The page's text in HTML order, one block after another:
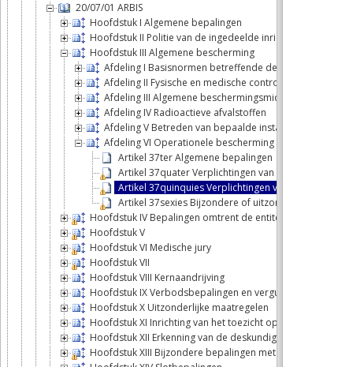
20/07/01 ARBIS
Hoofdstuk I Algemene bepalingen
Hoofdstuk II Politie van de ingedeelde inrichtingen
Hoofdstuk III Algemene bescherming
Afdeling I Basisnormen betreffende de bescherming
Afdeling II Fysische en medische controle
Afdeling III Algemene beschermingsmiddelen en -
Afdeling IV Radioactieve afvalstoffen
Afdeling V Betreden van bepaalde installaties
Afdeling VI Operationele bescherming van de externe
Artikel 37ter Algemene bepalingen
Artikel 37quater Verplichtingen van de externe
Artikel 37quinquies Verplichtingen van de
Artikel 37sexies Bijzondere of
Hoofdstuk IV Bepalingen omtrent de entiteiten die het
Hoofdstuk V
Hoofdstuk VI Medische jury
Hoofdstuk VII
Hoofdstuk VIII Kernaandrijving
Hoofdstuk IX Verbodsbepalingen en vergunningen
Hoofdstuk X Uitzonderlijke maatregelen
Hoofdstuk XI Inrichting van het toezicht op het
Hoofdstuk XII Erkenning van de deskundigen, de
Hoofdstuk XIII Bijzondere bepalingen met betrekking tot